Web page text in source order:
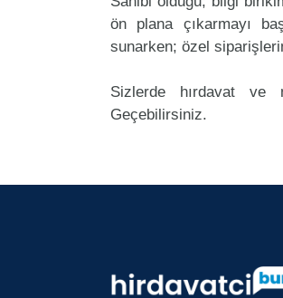
ön plana çıkarmayı
sunarken; özel
Sizlerde hırdavat ve
Geçebilirsiniz.